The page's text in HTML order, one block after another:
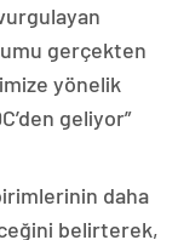
gerçekten
yönelik
geliyor”
daha
belirterek,